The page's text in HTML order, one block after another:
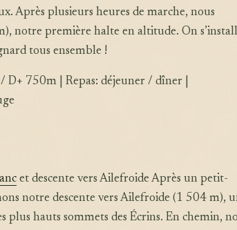
Après plusieurs heures de marche, nous
notre première halte en altitude. On
tous ensemble !
750m | Repas: déjeuner / dîner |
et descente vers Ailefroide Après un petit-
notre descente vers Ailefroide (1 504 m),
plus hauts sommets des Écrins. En chemin,